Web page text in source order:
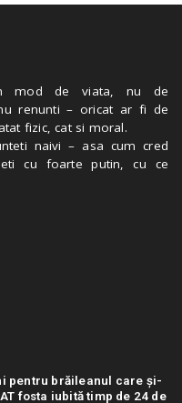
mod de viata, nu de
renunti – oricat ar fi de
fizic, cat si moral.
naivi – asa cum cred
cu foarte putin, cu ce
pentru brăileanul care și-
fosta iubită timp de 24 de